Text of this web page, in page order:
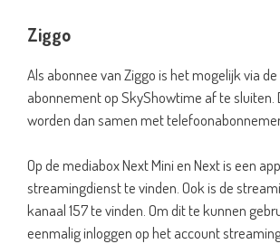
Ziggo
Als abonnee van Ziggo is het mogelijk via
abonnement op SkyShowtime af te sluiten.
worden dan samen met
Op de mediabox Next Mini en Next is een
streamingdienst te vinden. Ook is de
kanaal 157 te vinden. Om dit te kunnen
eenmalig inloggen op het account